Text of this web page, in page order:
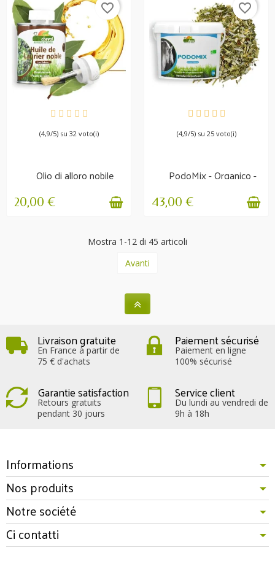
DISPONIBILE
favorite_border
(4,9/5) su 32 voto(i)
Olio di alloro nobile
Crescita e...
20,00 €
DISPONIBILE
favorite_border
(4,9/5) su 25 voto(i)
PodoMix - Organico -
Piedi deboli
43,00 €
Mostra 1-12 di 45 articoli
Avanti
Livraison gratuite
En France à partir de
75 € d'achats
Paiement sécurisé
Paiement en ligne
100% sécurisé
Garantie satisfaction
Retours gratuits
pendant 30 jours
Service client
Du lundi au vendredi de
9h à 18h
Informations
Nos produits
Notre société
Ci contatti